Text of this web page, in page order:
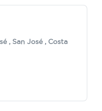
, San José , Costa